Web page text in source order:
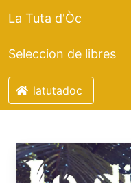
La Tuta d'Òc
Seleccion de libres
latutadoc